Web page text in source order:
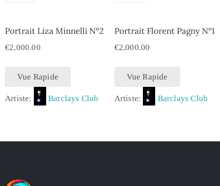
Portrait Liza Minnelli N°2
€2,000.00
Vue Rapide
Artiste: Barclays Club
Portrait Florent Pagny N°1
€2,000.00
Vue Rapide
Artiste: Barclays Club